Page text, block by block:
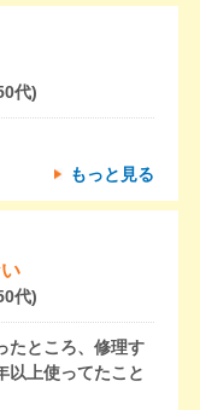
代)
もっと見る
代)
たところ、修理す
以上使ってたこと